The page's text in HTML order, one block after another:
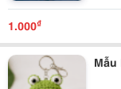
Năm
1.000₫